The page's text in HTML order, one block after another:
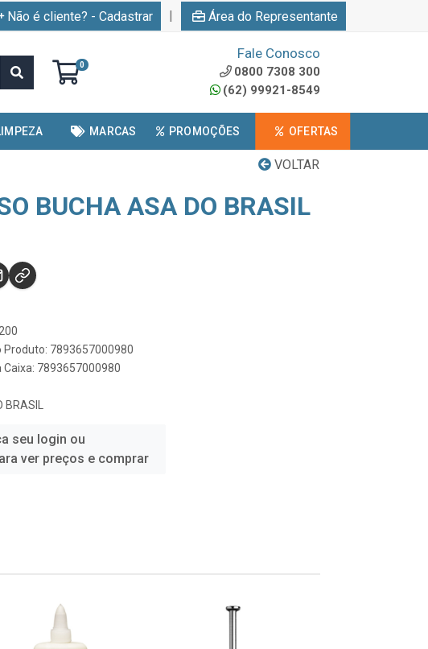
Não é cliente? - Cadastrar | Área do Representante
0
Fale Conosco
0800 7308 300
(62) 99921-8549
MARCAS PROMOÇÕES OFERTAS
VOLTAR
BUCHA ASA DO BRASIL
Produto: 7893657000980
Caixa: 7893657000980
seu login ou
ver preços e comprar